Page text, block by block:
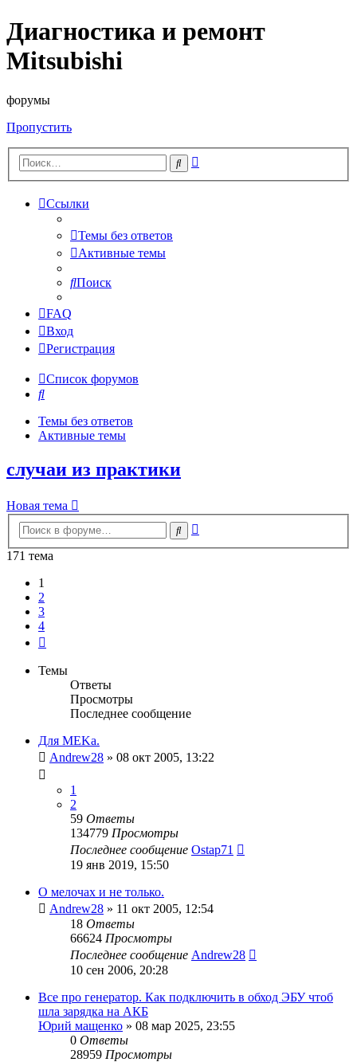
Диагностика и ремонт
Mitsubishi
форумы
Пропустить
Поиск
Ссылки
Темы без ответов
Активные темы
Поиск
FAQ
Вход
Регистрация
Список форумов
Поиск
Темы без ответов
Активные темы
случаи из практики
Новая тема
Поиск
171 тема
1
2
3
4
Темы
Ответы
Просмотры
Последнее сообщение
Для MEKa.
Andrew28 » 08 окт 2005, 13:22
1
2
59 Ответы
134779 Просмотры
Последнее сообщение Ostap71
19 янв 2019, 15:50
О мелочах и не только.
Andrew28 » 11 окт 2005, 12:54
18 Ответы
66624 Просмотры
Последнее сообщение Andrew28
10 сен 2006, 20:28
Все про генератор. Как подключить в обход ЭБУ чтоб
шла зарядка на АКБ
Юрий мащенко » 08 мар 2025, 23:55
0 Ответы
28959 Просмотры